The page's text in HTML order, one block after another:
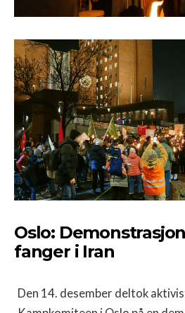
Oslo:
fanger i Iran
Den 14. desember deltok